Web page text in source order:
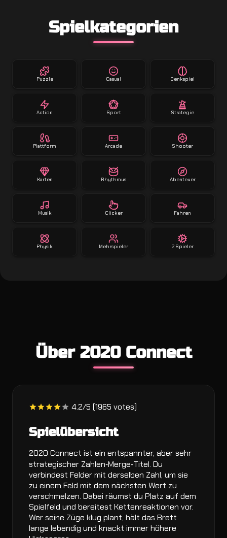
Spielkategorien
Puzzle Casual Denkspiel
Action Sport Strategie
Plattform Arcade Shooter
Karten Rhythmus Abenteuer
Musik Clicker Fahren
Physik Mehrspieler 2 Spieler
Über 2020 Connect
4.2/5 (1965 votes)
Spielübersicht
2020 Connect ist ein entspannter, aber sehr
strategischer Zahlen‑Merge‑Titel. Du
verbindest Felder mit derselben Zahl, um sie
zu einem Feld mit dem nächsten Wert zu
verschmelzen. Dabei räumst du Platz auf dem
Spielfeld und bereitest Kettenreaktionen vor.
Wer seine Züge klug plant, hält das Brett
lange lebendig und knackt immer höhere